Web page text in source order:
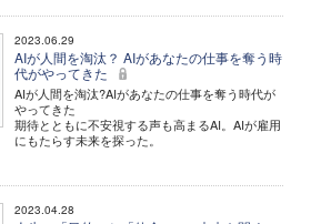
2023.06.29
AIが人間を淘汰？ AIがあなたの仕事を奪う時
代がやってきた
AIが人間を淘汰?AIがあなたの仕事を奪う時代が
やってきた
期待とともに不安視する声も高まるAI。AIが雇用
にもたらす未来を探った。
2023.04.28